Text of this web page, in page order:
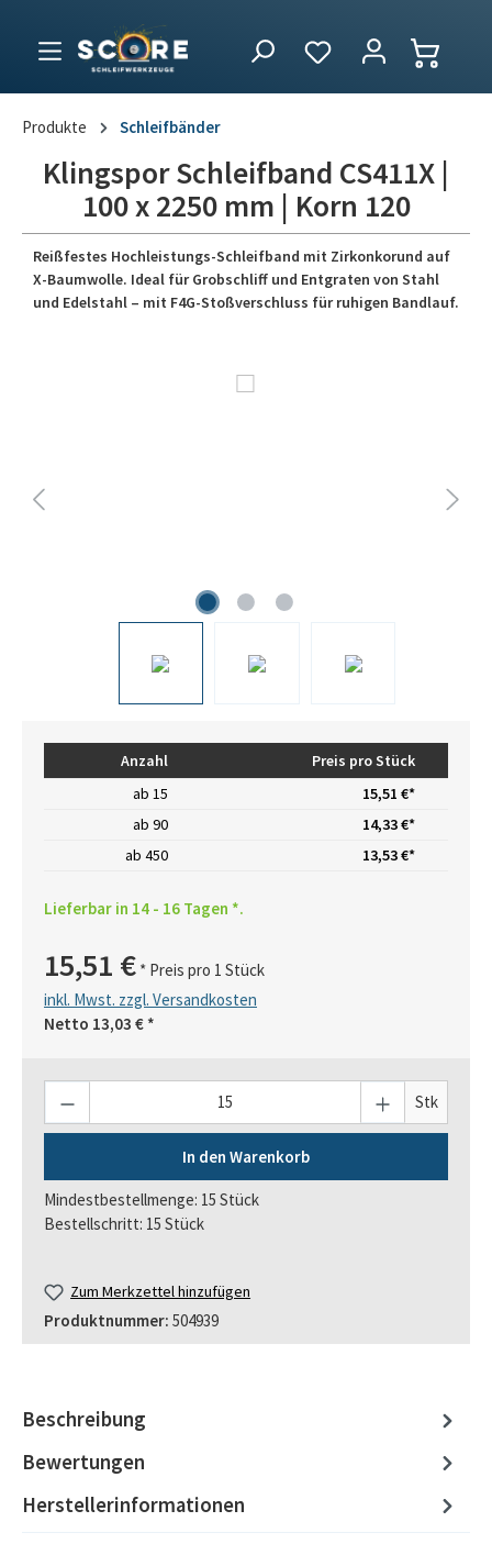
Produkte Schleifbänder
Klingspor Schleifband CS411X |
100 x 2250 mm | Korn 120
Reißfestes Hochleistungs-Schleifband mit Zirkonkorund auf
X-Baumwolle. Ideal für Grobschliff und Entgraten von Stahl
und Edelstahl – mit F4G-Stoßverschluss für ruhigen Bandlauf.
Anzahl
Preis pro Stück
ab 15
15,51 €*
ab 90
14,33 €*
ab 450 13,53 €*
Lieferbar in 14 - 16 Tagen *.
15,51 € * Preis pro 1 Stück
inkl. Mwst. zzgl. Versandkosten
Netto 13,03 € *
Stk
In den Warenkorb
Mindestbestellmenge: 15 Stück
Bestellschritt: 15 Stück
Zum Merkzettel hinzufügen
Produktnummer: 504939
Beschreibung
Bewertungen
Herstellerinformationen